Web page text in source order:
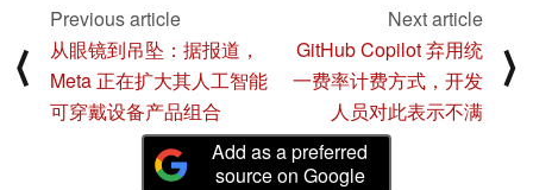
⟨
Previous article
从眼镜到吊坠：据报道，
Meta 正在扩大其人工智能
可穿戴设备产品组合
Next article
GitHub Copilot 弃用统
一费率计费方式，开发
人员对此表示不满
⟩
Add as a preferred
source on Google